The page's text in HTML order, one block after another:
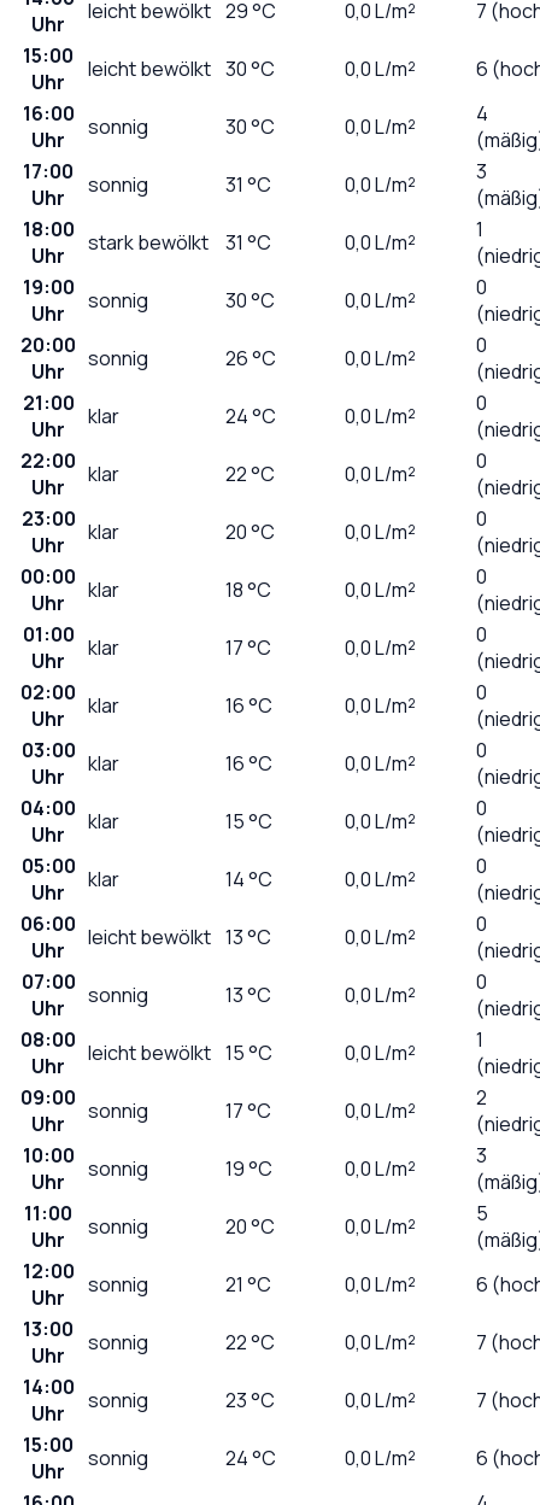
Uhr
leicht bewölkt 29°C 0,0L/m²
7
15:00
Uhr
leicht bewölkt 30°C 0,0L/m²
6
16:00
Uhr
sonnig 30°C 0,0L/m²
4
17:00
Uhr
sonnig 31 °C 0,0L/m²
3
18:00
Uhr
stark bewölkt 31 °C 0,0L/m²
1
19:00
Uhr
sonnig 30°C 0,0L/m²
0
20:00
Uhr
sonnig 26°C 0,0L/m²
0
21:00
Uhr
klar 24°C 0,0L/m²
0
22:00
Uhr
klar 22°C 0,0L/m²
0
23:00
Uhr
klar 20°C 0,0L/m²
0
00:00
Uhr
klar 18°C 0,0L/m²
0
01:00
Uhr
klar 17°C 0,0L/m²
0
02:00
Uhr
klar 16°C 0,0L/m²
0
03:00
Uhr
klar 16°C 0,0L/m²
0
04:00
Uhr
klar 15°C 0,0L/m²
0
05:00
Uhr
klar 14°C 0,0L/m²
0
06:00
Uhr
leicht bewölkt 13°C 0,0L/m²
0
07:00
Uhr
sonnig 13°C 0,0L/m²
0
08:00
Uhr
leicht bewölkt 15°C 0,0L/m²
1
09:00
Uhr
sonnig 17°C 0,0L/m²
2
10:00
Uhr
sonnig 19°C 0,0L/m²
3
11:00
Uhr
sonnig 20°C 0,0L/m²
5
12:00
Uhr
sonnig 21 °C 0,0L/m²
6
13:00
Uhr
sonnig 22°C 0,0L/m²
7
14:00
Uhr
sonnig 23°C 0,0L/m²
7
15:00
Uhr
sonnig 24°C 0,0L/m²
6